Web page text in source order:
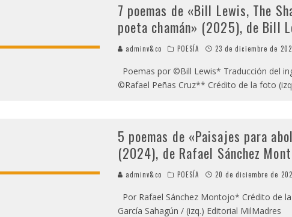
7 poemas de «Bill Lewis, The
poeta chamán» (2025), de Bill
adminv&co POESÍA 23 de diciembre de
Poemas por ©Bill Lewis* Traducción del
©Rafael Peñas Cruz** Crédito de la foto
5 poemas de «Paisajes para
(2024), de Rafael Sánchez
adminv&co POESÍA 20 de diciembre de
Por Rafael Sánchez Montojo* Crédito de
García Sahagún / (izq.) Editorial MilMadres